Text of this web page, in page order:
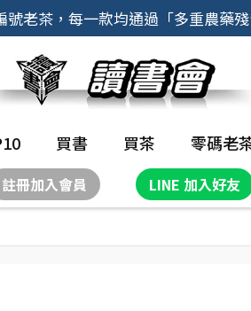
老茶，每一款均通過「多重農藥
買書 買茶 零碼老
註冊加入會員 LINE 加入好友